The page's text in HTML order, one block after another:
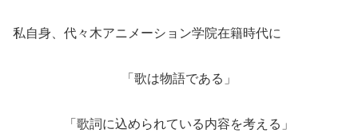
私自身、代々木アニメーション学院在籍時代に
「歌は物語である」
「歌詞に込められている内容を考える」